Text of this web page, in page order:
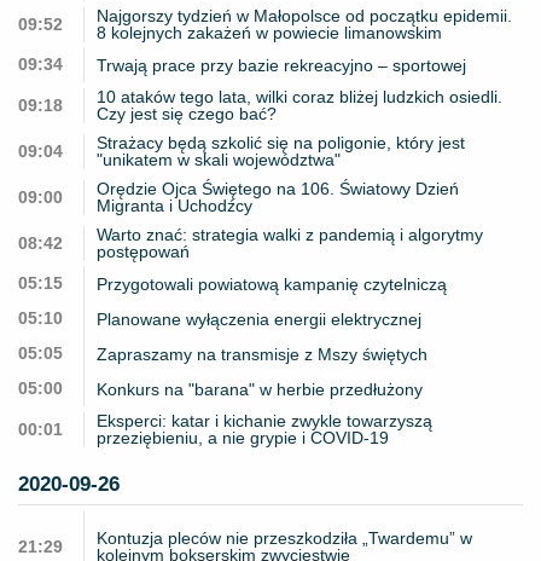
09:52
Najgorszy tydzień w Małopolsce od początku epidemii.
8 kolejnych zakażeń w powiecie limanowskim
09:34
Trwają prace przy bazie rekreacyjno – sportowej
09:18
10 ataków tego lata, wilki coraz bliżej ludzkich osiedli.
Czy jest się czego bać?
09:04
Strażacy będą szkolić się na poligonie, który jest
"unikatem w skali województwa"
09:00
Orędzie Ojca Świętego na 106. Światowy Dzień
Migranta i Uchodźcy
08:42
Warto znać: strategia walki z pandemią i algorytmy
postępowań
05:15
Przygotowali powiatową kampanię czytelniczą
05:10
Planowane wyłączenia energii elektrycznej
05:05
Zapraszamy na transmisje z Mszy świętych
05:00
Konkurs na "barana" w herbie przedłużony
00:01
Eksperci: katar i kichanie zwykle towarzyszą
przeziębieniu, a nie grypie i COVID-19
2020-09-26
21:29
Kontuzja pleców nie przeszkodziła „Twardemu” w
kolejnym bokserskim zwycięstwie